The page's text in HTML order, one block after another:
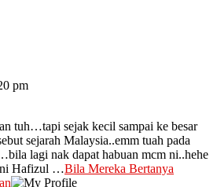
pm
tuh…tapi sejak kecil sampai ke besar
sejarah Malaysia..emm tuah pada
lagi nak dapat habuan mcm ni..hehe
Hafizul …Bila Mereka Bertanya